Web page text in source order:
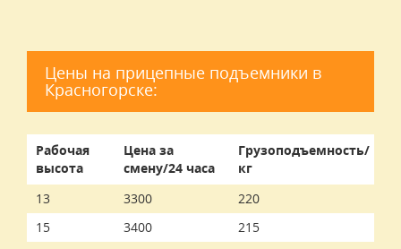
Цены на прицепные подъемники в
Красногорске:
Рабочая
высота
Цена за
смену/24 часа
Грузоподъемность/
кг
13
3300
220
15
3400
215